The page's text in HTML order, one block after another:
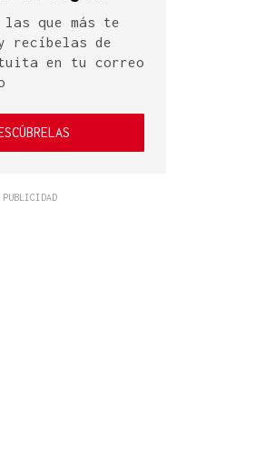
las que más te
recíbelas de
en tu correo